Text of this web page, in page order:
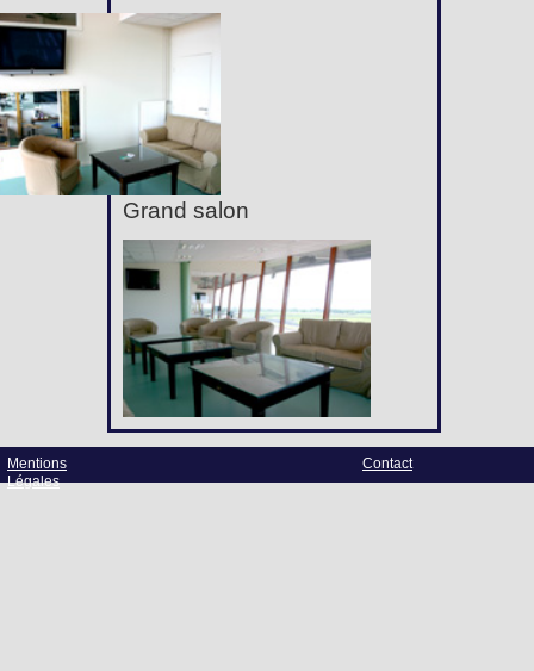
Grand salon
Mentions
Légales
Contact